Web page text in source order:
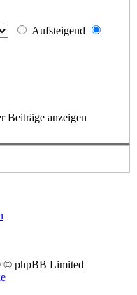
Aufsteigend
Beiträge anzeigen
© phpBB Limited